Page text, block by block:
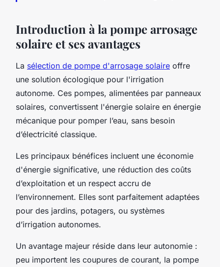
Introduction à la pompe arrosage
solaire et ses avantages
La sélection de pompe d'arrosage solaire offre
une solution écologique pour l'irrigation
autonome. Ces pompes, alimentées par panneaux
solaires, convertissent l'énergie solaire en énergie
mécanique pour pomper l’eau, sans besoin
d’électricité classique.
Les principaux bénéfices incluent une économie
d'énergie significative, une réduction des coûts
d’exploitation et un respect accru de
l’environnement. Elles sont parfaitement adaptées
pour des jardins, potagers, ou systèmes
d’irrigation autonomes.
Un avantage majeur réside dans leur autonomie :
peu importent les coupures de courant, la pompe